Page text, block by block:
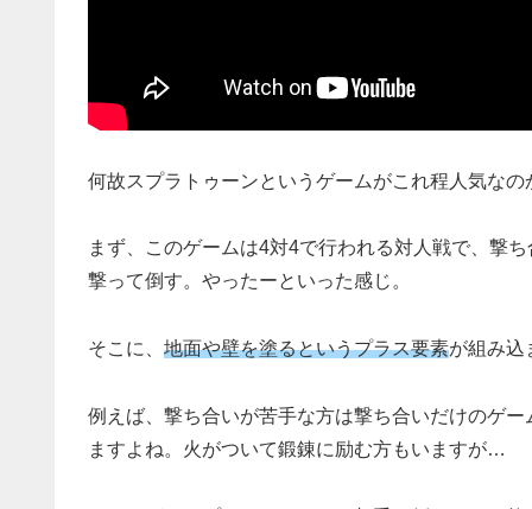
何故スプラトゥーンというゲームがこれ程人気な
まず、このゲームは4対4で行われる対人戦で、撃
撃って倒す。やったーといった感じ。
そこに、 地面や壁を塗るというプラス要素が組み込
例えば、撃ち合いが苦手な方は撃ち合いだけのゲ
ますよね。火がついて鍛錬に励む方もいますが…